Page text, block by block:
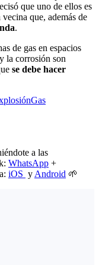
que uno de ellos es
que, además de
.
de gas en espacios
la corrosión son
se debe hacer
Gas
a las
WhatsApp +
iOS y Android 🌱